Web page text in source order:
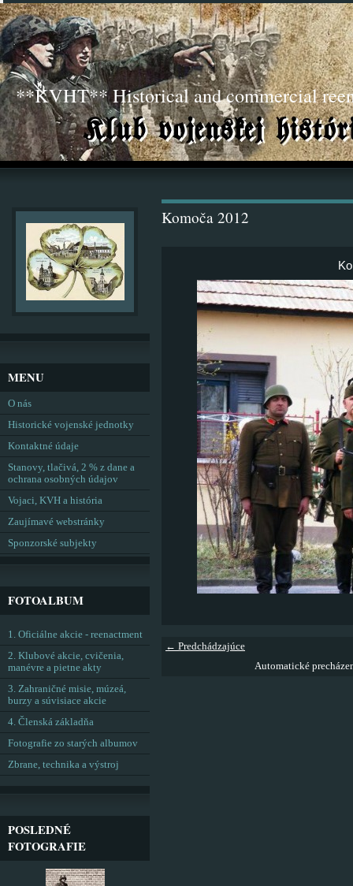
**KVHT** Historical and commercial
Komoča 2012
← Predchádzajúce
Automatické
MENU
O nás
Historické vojenské jednotky
Kontaktné údaje
Stanovy, tlačivá, 2 % z dane a
ochrana osobných údajov
Vojaci, KVH a história
Zaujímavé webstránky
Sponzorské subjekty
FOTOALBUM
1. Oficiálne akcie - reenactment
2. Klubové akcie, cvičenia,
manévre a pietne akty
3. Zahraničné misie, múzeá,
burzy a súvisiace akcie
4. Členská základňa
Fotografie zo starých albumov
Zbrane, technika a výstroj
POSLEDNÉ
FOTOGRAFIE